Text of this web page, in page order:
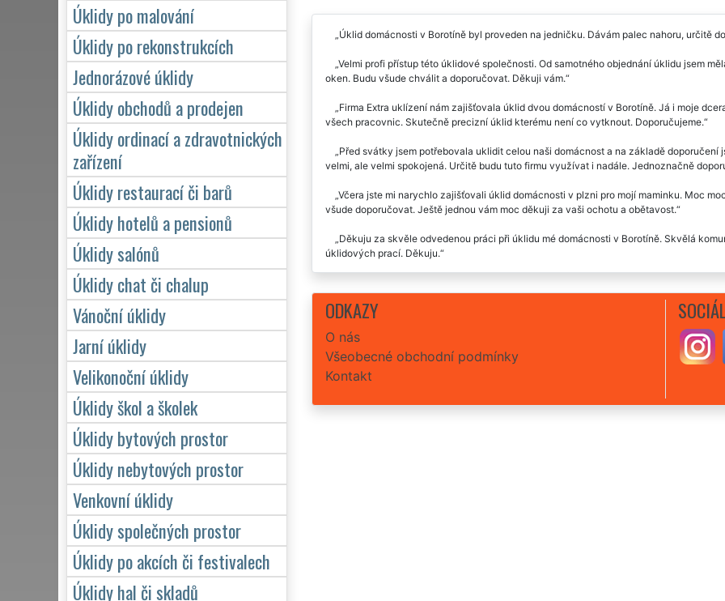
Úklid domácnosti v Borotíně byl proveden na jedničku. Dávám palec nahoru, určitě
Velmi profi přístup této úklidové společnosti. Od samotného objednání úklidu jsem
oken. Budu všude chválit a doporučovat. Děkuji vám.
Firma Extra uklízení nám zajišťovala úklid dvou domácností v Borotíně. Já i moje
všech pracovnic. Skutečně precizní úklid kterému není co vytknout. Doporučujeme.
Před svátky jsem potřebovala uklidit celou naši domácnost a na základě
velmi, ale velmi spokojená. Určitě budu tuto firmu využívat i nadále. Jednoznačně
Včera jste mi narychlo zajišťovali úklid domácnosti v plzni pro mojí maminku. Moc
všude doporučovat. Ještě jednou vám moc děkuji za vaši ochotu a obětavost.
Děkuju za skvěle odvedenou práci při úklidu mé domácnosti v Borotíně. Skvělá
úklidových prací. Děkuju.
Velmi rychlá odezva, perfektní domluva, moc šikovná děvčata. Uklidili mi
ODKAZY
O nás
Všeobecné obchodní podmínky
Kontakt
Úklidy po malování
Úklidy po rekonstrukcích
Jednorázové úklidy
Úklidy obchodů a prodejen
Úklidy ordinací a zdravotnických
zařízení
Úklidy restaurací či barů
Úklidy hotelů a pensionů
Úklidy salónů
Úklidy chat či chalup
Vánoční úklidy
Jarní úklidy
Velikonoční úklidy
Úklidy škol a školek
Úklidy bytových prostor
Úklidy nebytových prostor
Venkovní úklidy
Úklidy společných prostor
Úklidy po akcích či festivalech
Úklidy hal či skladů